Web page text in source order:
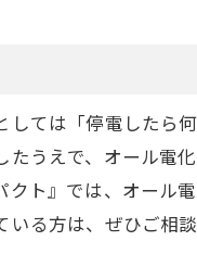
ては「停電したら
うえで、オール電
クト』では、オール
る方は、ぜひご相談